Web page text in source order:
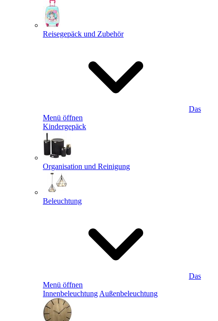
Reisegepäck und Zubehör
Das
Menü öffnen
Kindergepäck
Organisation und Reinigung
Beleuchtung
Das
Menü öffnen
Innenbeleuchtung Außenbeleuchtung